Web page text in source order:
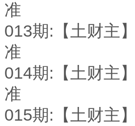
准
013期:【土财主
准
014期:【土财主
准
015期:【土财主